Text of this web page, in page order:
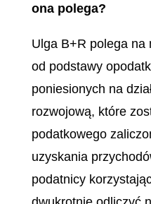
ona polega?
Ulga B+R polega na
od podstawy
poniesionych na
rozwojową, które
podatkowego
uzyskania
podatnicy